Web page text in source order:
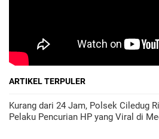
ARTIKEL TERPULER
Kurang dari 24 Jam, Polsek Ciledug
Pelaku Pencurian HP yang Viral di